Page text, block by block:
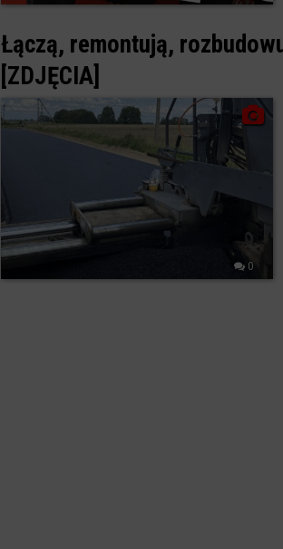
Łączą, remontują,
[ZDJĘCIA]
0